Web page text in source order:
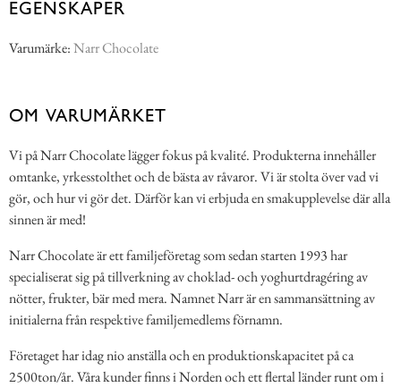
EGENSKAPER
Varumärke:Narr Chocolate
OM VARUMÄRKET
Vi på Narr Chocolate lägger fokus på kvalité. Produkterna innehåller
omtanke, yrkesstolthet och de bästa av råvaror. Vi är stolta över vad vi
gör, och hur vi gör det. Därför kan vi erbjuda en smakupplevelse där alla
sinnen är med!
Narr Chocolate är ett familjeföretag som sedan starten 1993 har
specialiserat sig på tillverkning av choklad- och yoghurtdragéring av
nötter, frukter, bär med mera. Namnet Narr är en sammansättning av
initialerna från respektive familjemedlems förnamn.
Företaget har idag nio anställa och en produktionskapacitet på ca
2500ton/år. Våra kunder finns i Norden och ett flertal länder runt om i